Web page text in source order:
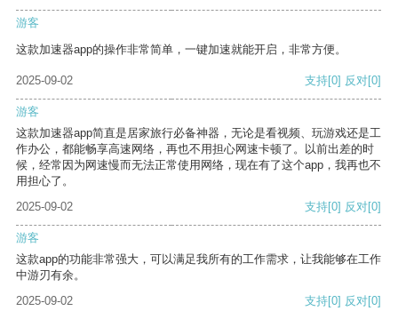
游客
这款加速器app的操作非常简单，一键加速就能开启，非常方便。
2025-09-02 支持[0] 反对[0]
游客
这款加速器app简直是居家旅行必备神器，无论是看视频、玩游戏还是工
作办公，都能畅享高速网络，再也不用担心网速卡顿了。以前出差的时
候，经常因为网速慢而无法正常使用网络，现在有了这个app，我再也不
用担心了。
2025-09-02
支持[0] 反对[0]
游客
这款app的功能非常强大，可以满足我所有的工作需求，让我能够在工作
中游刃有余。
2025-09-02
支持[0] 反对[0]